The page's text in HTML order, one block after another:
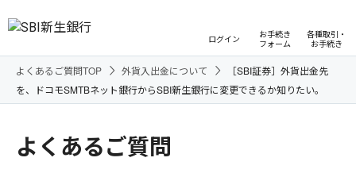
ログイン
お手続き
フォーム
各種取引・
お手続き
よくあるご質問TOP 外貨入出金について
［SBI証券］外貨出金先
を、ドコモSMTBネット銀行からSBI新生銀行に変更できるか知りたい。
よくあるご質問